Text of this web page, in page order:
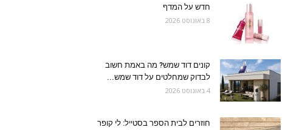
חדש על המדף
8 באוגוסט 2026
קונים דוד שמש? מה באמת חשוב
לבדוק שמחלטים על דוד שמש...
4 באוגוסט 2026
חוזרים לבית הספר בסטייל: לי קופר